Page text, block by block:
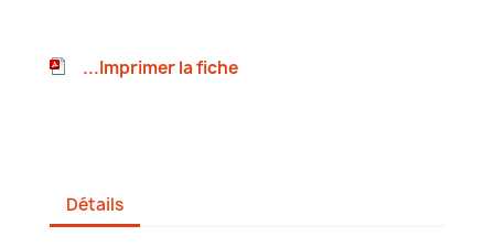
...Imprimer la fiche
Détails